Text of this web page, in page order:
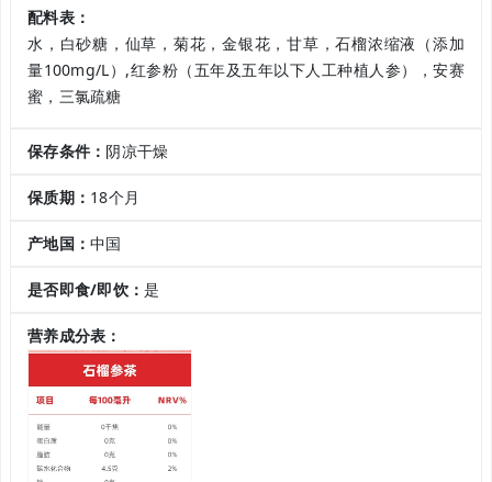
配料表：
水，白砂糖，仙草，菊花，金银花，甘草，石榴浓缩液（添加
量100mg/L）,红参粉（五年及五年以下人工种植人参），安赛
蜜，三氯疏糖
保存条件： 阴凉干燥
保质期： 18个月
产地国：中国
是否即食/即饮：是
营养成分表：